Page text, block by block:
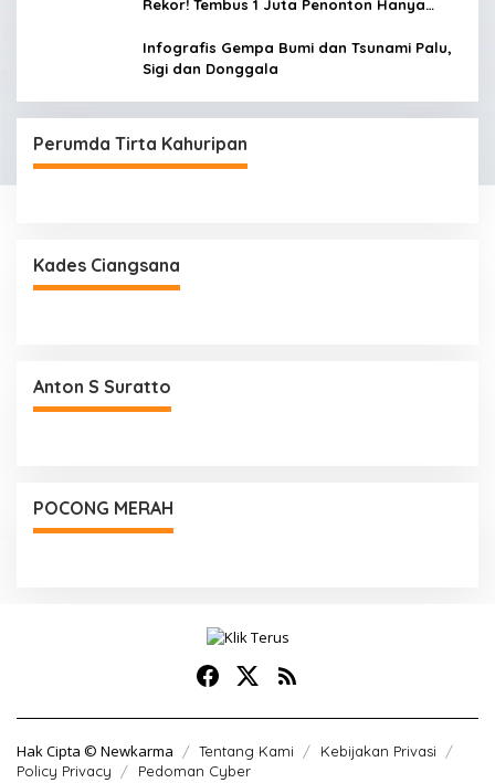
Rekor! Tembus 1 Juta Penonton Hanya
Infografis Gempa Bumi dan Tsunami Palu,
Sigi dan Donggala
Perumda Tirta Kahuripan
Kades Ciangsana
Anton S Suratto
POCONG MERAH
Hak Cipta © Newkarma Tentang Kami
Kebijakan Privasi
Policy Privacy
Pedoman Cyber